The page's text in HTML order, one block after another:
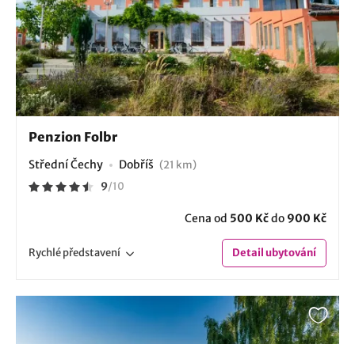
Penzion Folbr
Střední Čechy Dobříš (21 km)
9/10
Cena od 500 Kčdo 900 Kč
Rychlépředstavení Detailubytování